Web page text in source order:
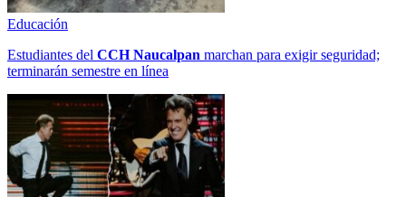
Educación
Estudiantes del CCH Naucalpan marchan para exigir seguridad;
terminarán semestre en línea